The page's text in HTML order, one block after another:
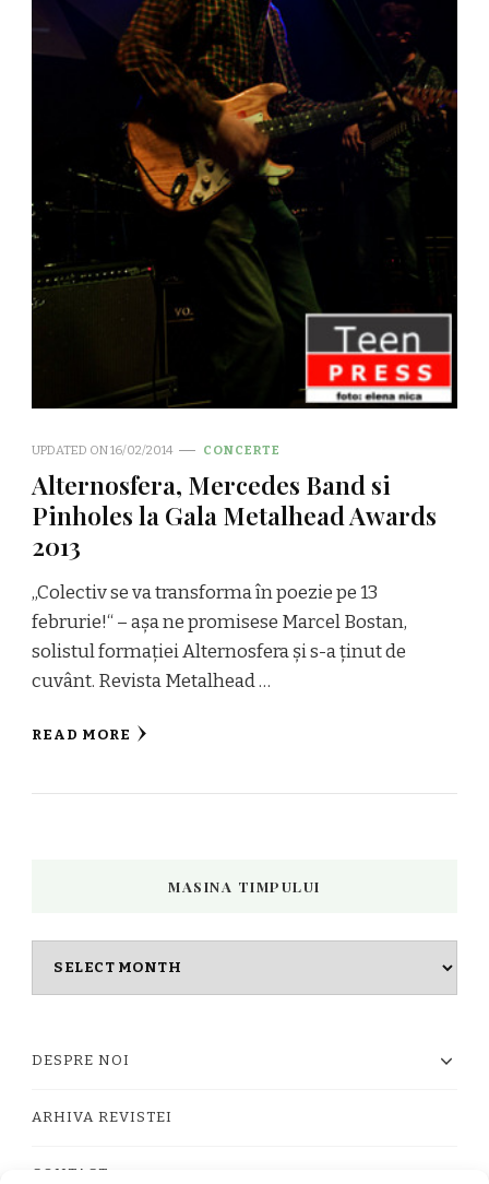
UPDATED ON16/02/2014 CONCERTE
Alternosfera, Mercedes Band si
Pinholes la Gala Metalhead Awards
2013
„Colectiv se va transforma în poezie pe 13
februrie!“ – așa ne promisese Marcel Bostan,
solistul formației Alternosfera și s-a ținut de
cuvânt. Revista Metalhead …
READ MORE
MASINA TIMPULUI
DESPRE NOI
ARHIVA REVISTEI
CONTACT